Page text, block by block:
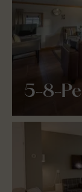
5-8-